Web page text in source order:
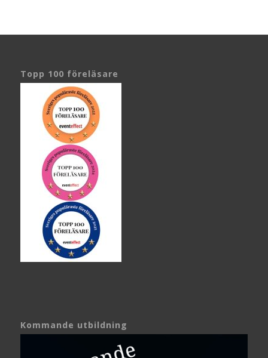
Topp 100 föreläsare
Kommande utbildning